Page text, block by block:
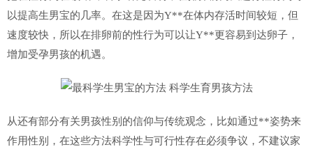
以提高生男宝的几率。在这是因为Y**在体内存活时间较短，但
速度较快，所以在排卵前的性行为可以让Y**更容易到达卵子，
增加受孕男孩的机遇。
从还有部分有关男孩性别的信仰与传统观念，比如通过**姿势来
作用性别，在这些方法科学性与可行性存在必须争议，不建议家